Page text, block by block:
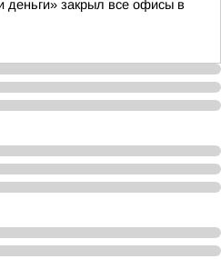
деньги» закрыл все офисы в